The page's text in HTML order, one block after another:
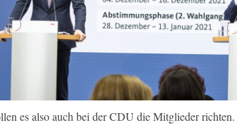
es also auch bei der CDU die Mitglieder